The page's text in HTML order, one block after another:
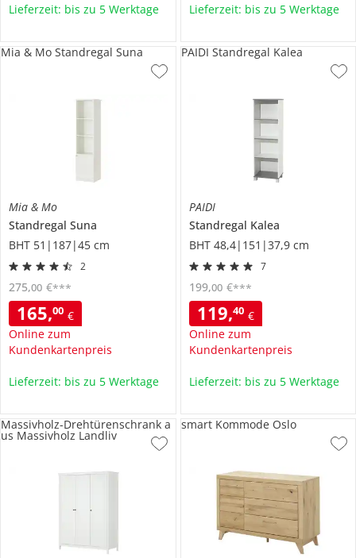
Lieferzeit: bis zu 5 Werktage Lieferzeit: bis zu 5 Werktage
Mia & Mo
Standregal Suna
BHT 51|187|45 cm
2
165,00 €
Online zum
Kundenkartenpreis
275,00 €***
Mia & Mo Standregal Suna
Lieferzeit: bis zu 5 Werktage
PAIDI
Standregal Kalea
BHT 48,4|151|37,9 cm
7
119,40 €
Online zum
Kundenkartenpreis
199,00 €***
PAIDI Standregal Kalea
Lieferzeit: bis zu 5 Werktage
Massivholz-Drehtürenschrank a
us Massivholz Landliv
smart Kommode Oslo